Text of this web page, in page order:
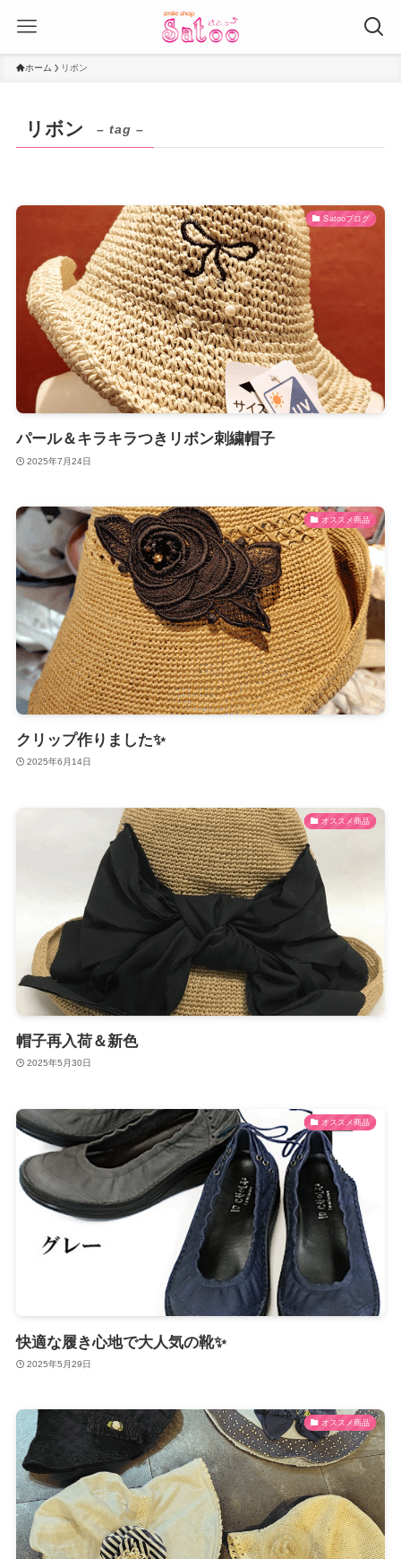
ホーム リボン
リボン – tag –
Satooブログ
パール＆キラキラつきリボン刺繍帽子
2025年7月24日
オススメ商品
クリップ作りました✨
2025年6月14日
オススメ商品
帽子再入荷＆新色
2025年5月30日
オススメ商品
快適な履き心地で大人気の靴✨
2025年5月29日
オススメ商品